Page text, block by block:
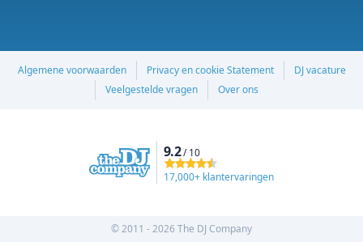
Algemene voorwaarden Privacy en cookie Statement
DJ vacature
Veelgestelde vragen
Over ons
9.2/ 10
17,000+ klantervaringen
© 2011 - 2026 The DJ Company